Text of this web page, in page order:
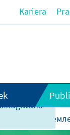
Kariera
і